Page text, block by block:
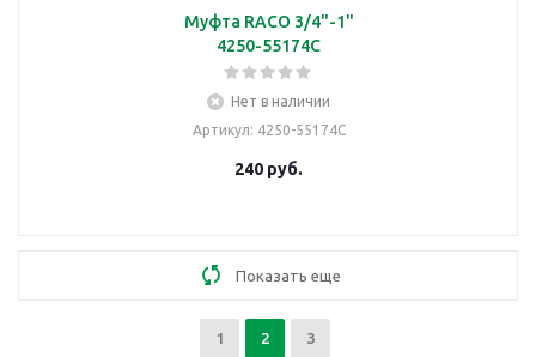
Муфта RACO 3/4"-1"
4250-55174C
Нет в наличии
Артикул: 4250-55174C
240 руб.
Показать еще
1 2 3